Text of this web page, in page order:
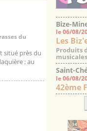
du
situé près du
; au
Bize-
le 06/08/
Les
Produits
Saint-
le 06/08/
42ème